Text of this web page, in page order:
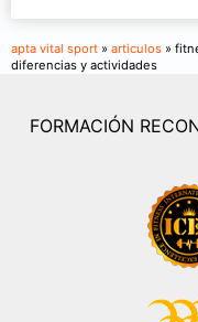
apta vital sport » articulos »
diferencias y actividades
FORMACIÓN